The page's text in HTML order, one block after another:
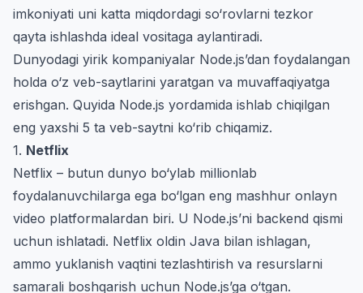
imkoniyati uni katta miqdordagi so‘rovlarni tezkor
qayta ishlashda ideal vositaga aylantiradi.
Dunyodagi yirik kompaniyalar Node.js’dan foydalangan
holda o‘z veb-saytlarini yaratgan va muvaffaqiyatga
erishgan. Quyida Node.js yordamida ishlab chiqilgan
eng yaxshi 5 ta veb-saytni ko‘rib chiqamiz.
1. Netflix
Netflix – butun dunyo bo‘ylab millionlab
foydalanuvchilarga ega bo‘lgan eng mashhur onlayn
video platformalardan biri. U Node.js’ni backend qismi
uchun ishlatadi. Netflix oldin Java bilan ishlagan,
ammo yuklanish vaqtini tezlashtirish va resurslarni
samarali boshqarish uchun Node.js’ga o‘tgan.